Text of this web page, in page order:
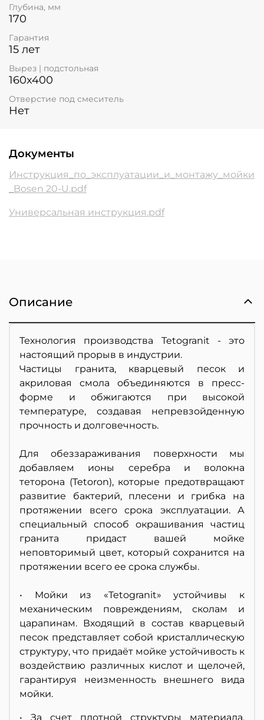
Глубина, мм
170
Гарантия
15 лет
Вырез | подстольная
160x400
Отверстие под смеситель
Нет
Документы
Инструкция_по_эксплуатации_и_монтажу_мойки
_Bosen 20-U.pdf
Универсальная инструкция.pdf
Описание
Технология производства Tetogranit - это
настоящий прорыв в индустрии.
Частицы гранита, кварцевый песок и
акриловая смола объединяются в пресс-
форме и обжигаются при высокой
температуре, создавая непревзойденную
прочность и долговечность.
Для обеззараживания поверхности мы
добавляем ионы серебра и волокна
теторона (Tetoron), которые предотвращают
развитие бактерий, плесени и грибка на
протяжении всего срока эксплуатации. А
специальный способ окрашивания частиц
гранита придаст вашей мойке
неповторимый цвет, который сохранится на
протяжении всего ее срока службы.
• Мойки из «Tetogranit» устойчивы к
механическим повреждениям, сколам и
царапинам. Входящий в состав кварцевый
песок представляет собой кристаллическую
структуру, что придаёт мойке устойчивость к
воздействию различных кислот и щелочей,
гарантируя неизменность внешнего вида
мойки.
• За счет плотной структуры материала,